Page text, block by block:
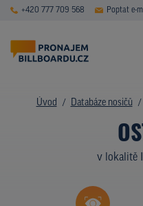
+420 777 709 568 Poptat e-
Úvod Databáze nosičů
v lokalitě